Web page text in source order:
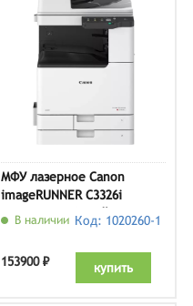
МФУ лазерное Canon
imageRUNNER C3326i
(5965C005), белый
В наличии Код: 1020260-1
153900 ₽ купить